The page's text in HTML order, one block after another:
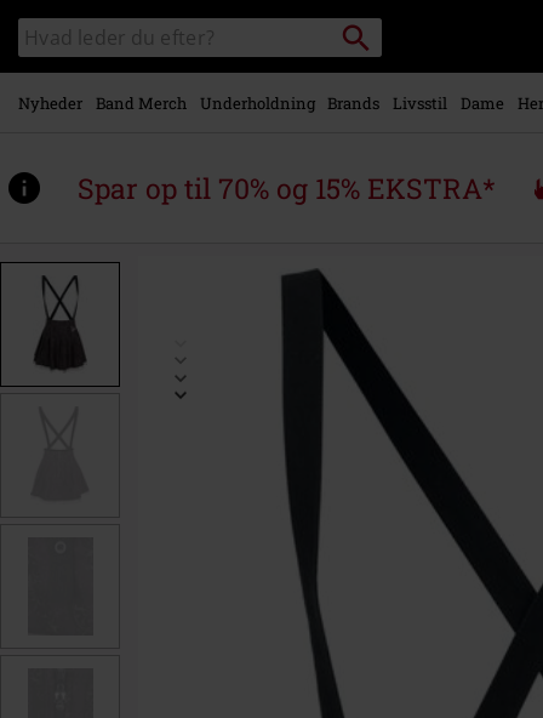
Gå til
hovedindhold
Søg
sortiment
Søg
Nyheder Band Merch Underholdning Brands Livsstil Dame
Spar op til 70% og 15% EKSTRA*
www.emp-
p/corpse-